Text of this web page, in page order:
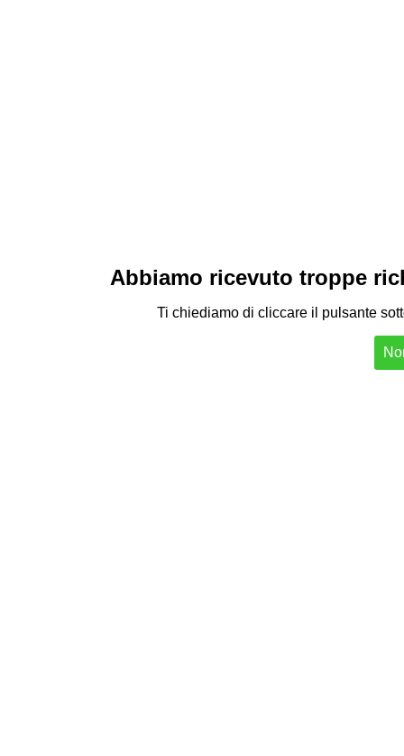
Abbiamo ricevuto troppe
Ti chiediamo di cliccare il pulsante